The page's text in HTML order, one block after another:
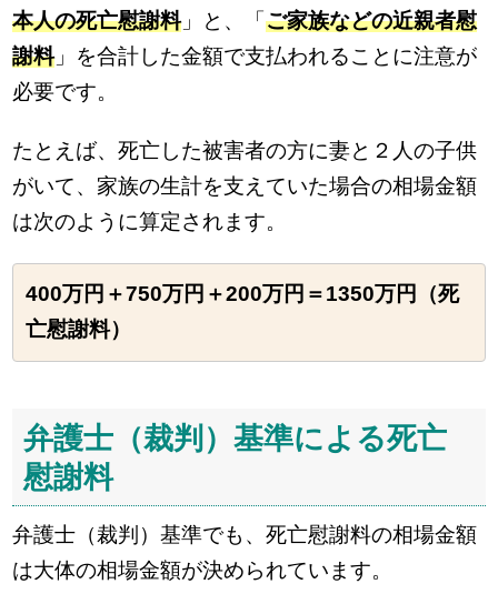
本人の死亡慰謝料」と、「ご家族などの近親者慰
謝料」を合計した金額で支払われることに注意が
必要です。
たとえば、死亡した被害者の方に妻と２人の子供
がいて、家族の生計を支えていた場合の相場金額
は次のように算定されます。
400万円＋750万円＋200万円＝1350万円（死
亡慰謝料）
弁護士（裁判）基準による死亡
慰謝料
弁護士（裁判）基準でも、死亡慰謝料の相場金額
は大体の相場金額が決められています。